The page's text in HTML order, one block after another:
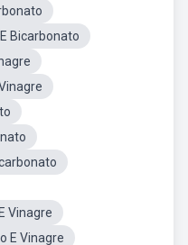
Bicarbonato
Vinagre
E Vinagre